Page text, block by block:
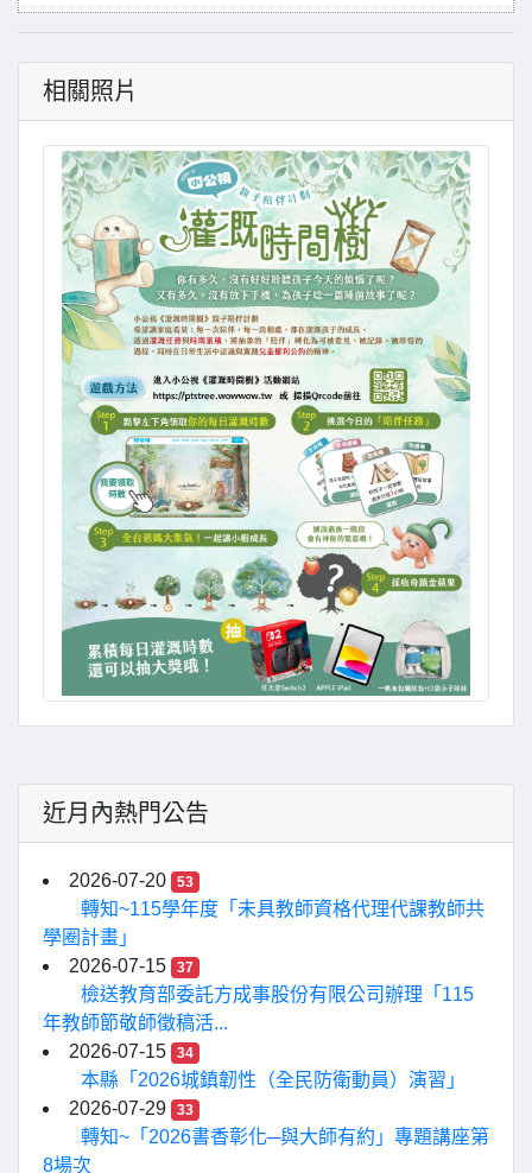
相關照片
近月內熱門公告
2026-07-20 53
轉知~115學年度「未具教師資格代理代課教師共
學圈計畫」
2026-07-15
37
檢送教育部委託方成事股份有限公司辦理「115
年教師節敬師徵稿活...
2026-07-15
34
本縣「2026城鎮韌性（全民防衛動員）演習」
2026-07-29
33
轉知~「2026書香彰化─與大師有約」專題講座第
8場次